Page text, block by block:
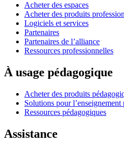
Acheter des espaces
Acheter des produits
Logiciels et services
Partenaires
Partenaires de l’alliance
Ressources professionnelles
À usage pédagogique
Acheter des produits
Solutions pour
Ressources pédagogiques
Assistance